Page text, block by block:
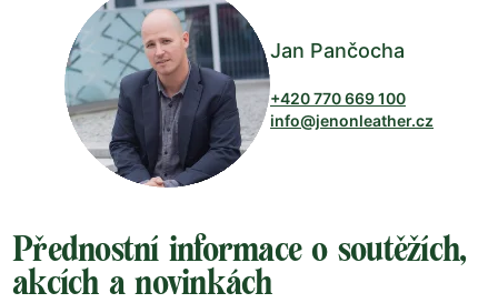
Jan Pančocha
+420 770 669 100
info@jenonleather.cz
Přednostní informace o soutěžích,
akcích a novinkách